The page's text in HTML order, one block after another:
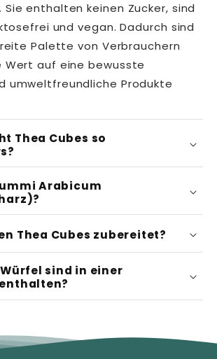
Sie enthalten keinen Zucker, sind
und vegan. Dadurch sind
Palette von Verbrauchern
Wert auf eine bewusste
umweltfreundliche Produkte
Thea Cubes so
Arabicum
Thea Cubes zubereitet?
sind in einer